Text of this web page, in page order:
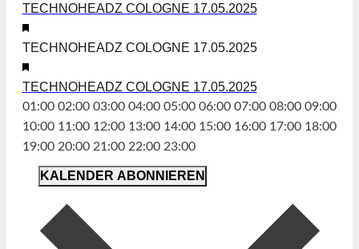
Mai
2025
@
23:00
-
18
Mai
2025
07:00
class='timezone'>
TECHNOHEADZ COLOGNE 17.05.2025
Empfohlen
TECHNOHEADZ COLOGNE 17.05.2025
17
Mai
2025
@
23:00
2025
Empfohlen
TECHNOHEADZ COLOGNE 17.05.2025
00:00
01:00 02:00 03:00 04:00 05:00 06:00 07:00 08:00 09:00
10:00 11:00 12:00 13:00 14:00 15:00 16:00 17:00 18:00
19:00 20:00 21:00 22:00 23:0000:00
MONTAG,
MAI
2025
Keine
Veranstaltungen
diesem
DIENSTAG,
MAI
2025
Keine
Veranstaltungen
diesem
MITTWOCH,
MAI
2025
Keine
Veranstaltungen
diesem
DONNERSTAG,
MAI
2025
Keine
Veranstaltungen
diesem
FREITAG,
MAI
2025
Keine
Veranstaltungen
diesem
SAMSTAG,
MAI
2025
Keine
Veranstaltungen
diesem
SONNTAG,
MAI
2025
Keine
Veranstaltungen
diesem
KALENDER ABONNIEREN